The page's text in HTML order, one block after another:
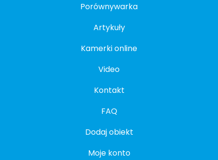
Porównywarka
Artykuły
Kamerki online
Video
Kontakt
FAQ
Dodaj obiekt
Moje konto